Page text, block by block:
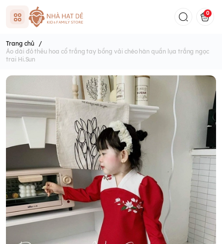
0
Trang chủ
/
Áo dài đỏ thêu hoa cổ trắng tay bồng vải chéo hàn quần lụa trắng ngọc
trai Hi.Sun